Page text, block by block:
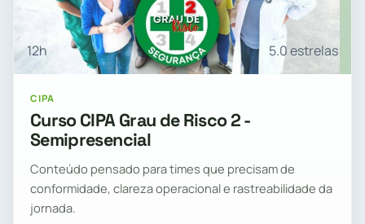
12h 5.0 estrelas
CIPA
Curso CIPA Grau de Risco 2 -
Semipresencial
Conteúdo pensado para times que precisam de
conformidade, clareza operacional e rastreabilidade da
jornada.